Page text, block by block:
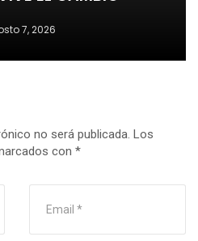
7, 2026
no será publicada. Los
con *